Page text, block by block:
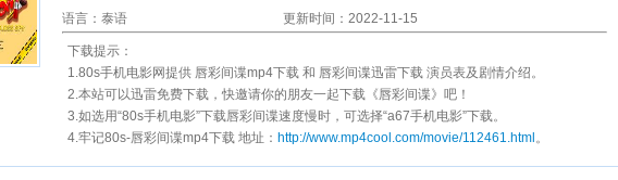
语言：泰语 更新时间：2022-11-15
下载提示：
1.80s手机电影网提供 唇彩间谍mp4下载 和 唇彩间谍迅雷下载 演员表及剧情介绍。
2.本站可以迅雷免费下载，快邀请你的朋友一起下载《唇彩间谍》吧！
3.如选用“80s手机电影”下载唇彩间谍速度慢时，可选择“a67手机电影”下载。
4.牢记80s-唇彩间谍mp4下载 地址： http://www.mp4cool.com/movie/112461.html 。